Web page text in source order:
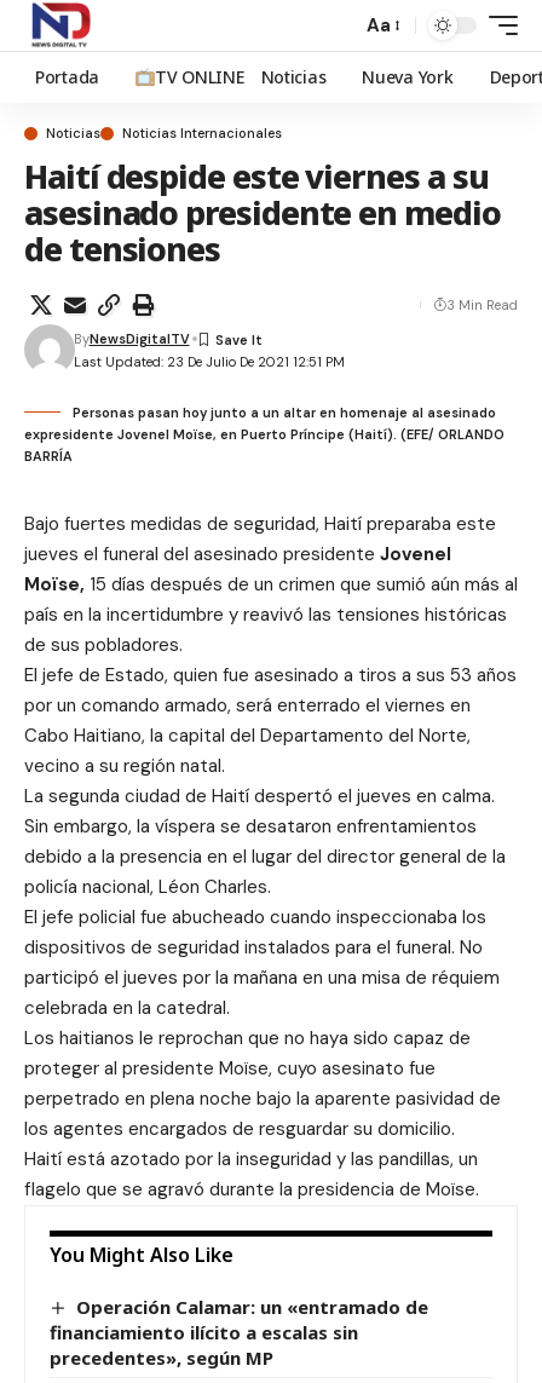
Aa
Portada TV ONLINE Noticias Nueva York
Noticias Noticias Internacionales
Haití despide este viernes a su
asesinado presidente en medio
de tensiones
Last Updated: 23 De Julio De 2021 12:51 PM
ByNewsDigitalTV
3 Min Read
Personas pasan hoy junto a un altar en homenaje al asesinado
expresidente Jovenel Moïse, en Puerto Príncipe (Haití). (EFE/ ORLANDO
BARRÍA
Bajo fuertes medidas de seguridad, Haití preparaba este
jueves el funeral del asesinado presidente Jovenel
Moïse, 15 días después de un crimen que sumió aún más al
país en la incertidumbre y reavivó las tensiones históricas
de sus pobladores.
El jefe de Estado, quien fue asesinado a tiros a sus 53 años
por un comando armado, será enterrado el viernes en
Cabo Haitiano, la capital del Departamento del Norte,
vecino a su región natal.
La segunda ciudad de Haití despertó el jueves en calma.
Sin embargo, la víspera se desataron enfrentamientos
debido a la presencia en el lugar del director general de la
policía nacional, Léon Charles.
El jefe policial fue abucheado cuando inspeccionaba los
dispositivos de seguridad instalados para el funeral. No
participó el jueves por la mañana en una misa de réquiem
celebrada en la catedral.
Los haitianos le reprochan que no haya sido capaz de
proteger al presidente Moïse, cuyo asesinato fue
perpetrado en plena noche bajo la aparente pasividad de
los agentes encargados de resguardar su domicilio.
Haití está azotado por la inseguridad y las pandillas, un
flagelo que se agravó durante la presidencia de Moïse.
You Might Also Like
Operación Calamar: un «entramado de
financiamiento ilícito a escalas sin
precedentes», según MP